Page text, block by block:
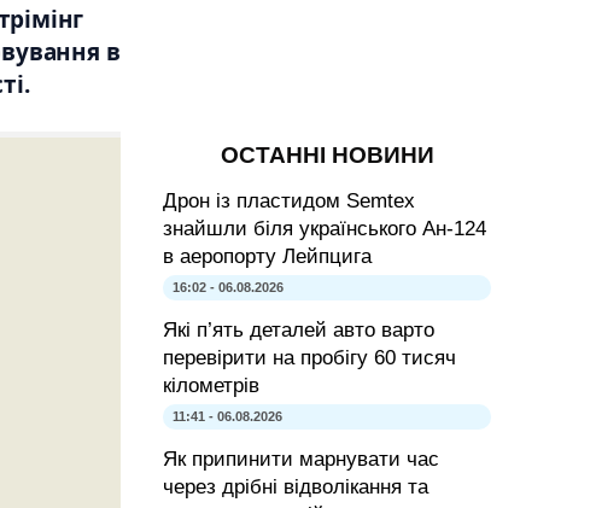
в
ОСТАННІ НОВИНИ
Дрон із пластидом Semtex
знайшли біля українського Ан-124
в аеропорту Лейпцига
16:02 - 06.08.2026
Які п’ять деталей авто варто
перевірити на пробігу 60 тисяч
кілометрів
11:41 - 06.08.2026
Як припинити марнувати час
через дрібні відволікання та